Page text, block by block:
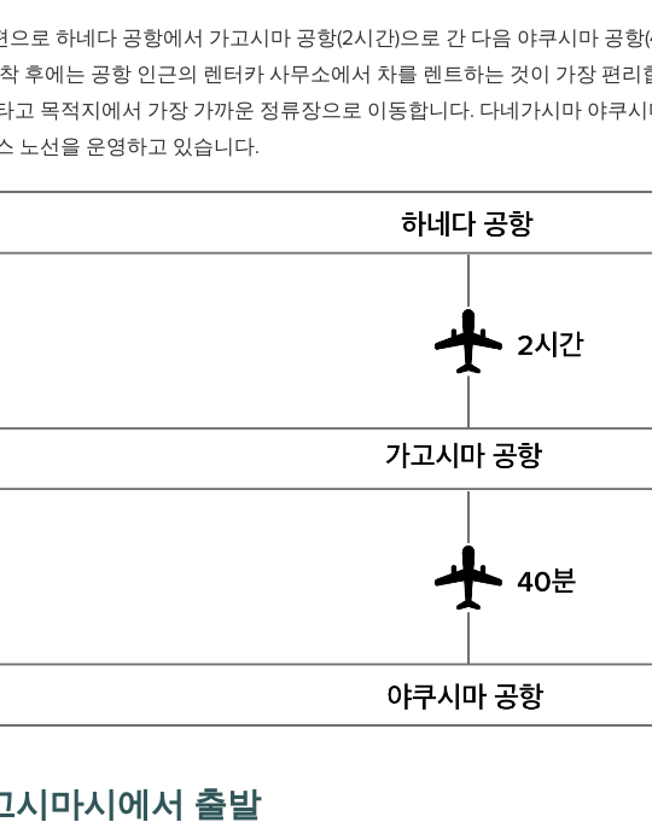
으로 하네다 공항에서 가고시마 공항(2시간)으로 간 다음 야쿠시마 공
후에는 공항 인근의 렌터카 사무소에서 차를 렌트하는 것이 가장 편
고 목적지에서 가장 가까운 정류장으로 이동합니다. 다네가시마 야쿠
노선을 운영하고 있습니다.
시마시에서 출발